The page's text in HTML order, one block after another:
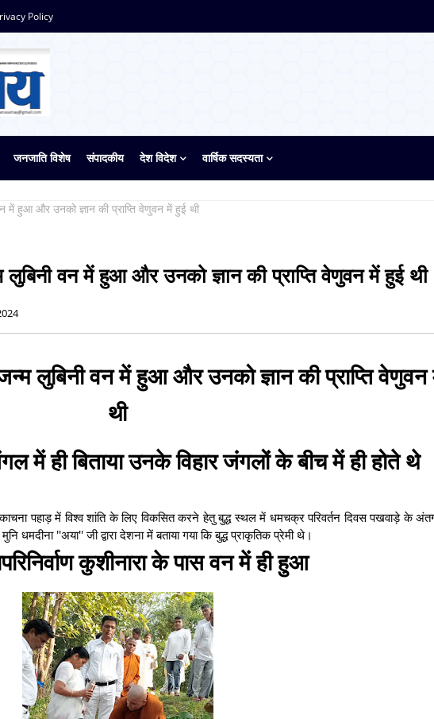
Policy
जनजाति विशेष संपादकीय देश विदेश वार्षिक सदस्यता
में हुआ और उनको ज्ञान की प्राप्ति वेणुवन में हुई थी
वन में हुआ और उनको ज्ञान की प्राप्ति वेणुवन में हुई थी
लुबिनी वन में हुआ और उनको ज्ञान की प्राप्ति
थी
में ही बिताया उनके विहार जंगलों के बीच में ही होते थे
पहाड़ में विश्व शांति के लिए विकसित करने हेतु बुद्ध स्थल में धमचक्र परिवर्तन दिवस पखवाड़े के
धमदीना ''अया'' जी द्वारा देशना में बताया गया कि बुद्ध प्राकृतिक प्रेमी थे।
कुशीनारा के पास वन में ही हुआ